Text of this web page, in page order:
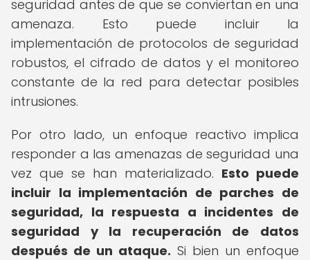
seguridad antes de que se conviertan en una
amenaza. Esto puede incluir la
implementación de protocolos de seguridad
robustos, el cifrado de datos y el monitoreo
constante de la red para detectar posibles
intrusiones.
Por otro lado, un enfoque reactivo implica
responder a las amenazas de seguridad una
vez que se han materializado. Esto puede
incluir la implementación de parches de
seguridad, la respuesta a incidentes de
seguridad y la recuperación de datos
después de un ataque. Si bien un enfoque